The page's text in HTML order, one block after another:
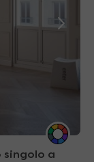
singolo a